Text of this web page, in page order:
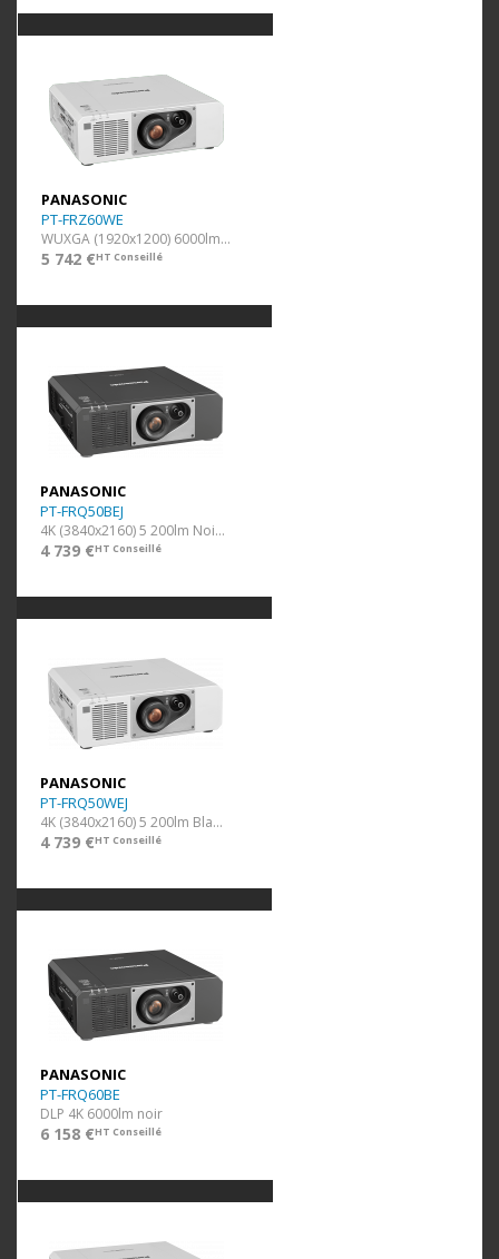
PANASONIC
PT-FRZ60WE
WUXGA (1920x1200) 6000lm blanc
5 742 €HT Conseillé
PANASONIC
PT-FRQ50BEJ
4K (3840x2160) 5 200lm Noir opt. fixe
4 739 €HT Conseillé
PANASONIC
PT-FRQ50WEJ
4K (3840x2160) 5 200lm Blanc opt. Fixe
4 739 €HT Conseillé
PANASONIC
PT-FRQ60BE
DLP 4K 6000lm noir
6 158 €HT Conseillé